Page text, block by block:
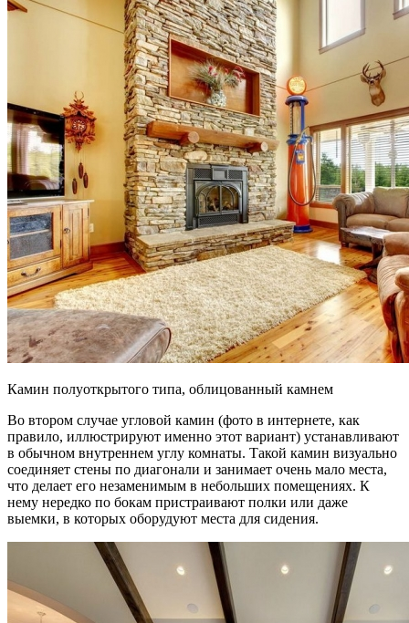
Камин полуоткрытого типа, облицованный камнем
Во втором случае угловой камин (фото в интернете, как
правило, иллюстрируют именно этот вариант) устанавливают
в обычном внутреннем углу комнаты. Такой камин визуально
соединяет стены по диагонали и занимает очень мало места,
что делает его незаменимым в небольших помещениях. К
нему нередко по бокам пристраивают полки или даже
выемки, в которых оборудуют места для сидения.